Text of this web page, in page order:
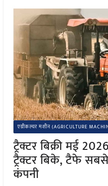
एग्रीकल्चर मशीन (AGRICULTURE
ट्रैक्टर बिक्री मई
ट्रैक्टर बिके, टैफे
कंपनी